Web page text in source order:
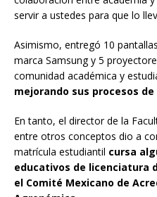
servir a ustedes para que lo
Asimismo, entregó 10
marca Samsung y 5
comunidad académica y
mejorando sus procesos
En tanto, el director de la
entre otros conceptos dio a
matrícula estudiantil cursa
educativos de licenciatura
el Comité Mexicano de